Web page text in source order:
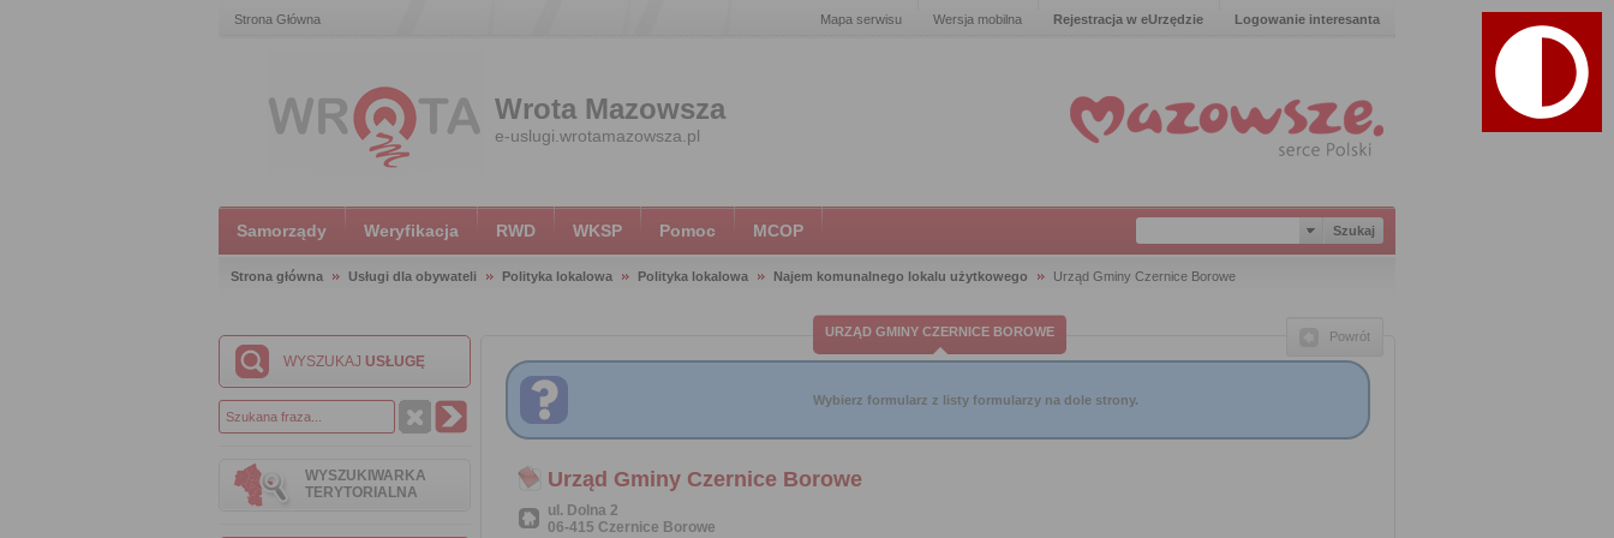
Strona Główna Mapa serwisu Wersja mobilna Rejestracja w eUrzędzie Logowanie interesanta
Wrota Mazowsza
e-uslugi.wrotamazowsza.pl
Samorządy Weryfikacja RWD WKSP Pomoc MCOP
Strona główna Usługi dla obywateli Polityka lokalowa Polityka lokalowa Najem komunalnego lokalu użytkowego Urząd Gminy Czernice Borowe
WYSZUKAJ USŁUGĘ
WYSZUKIWARKA
TERYTORIALNA
URZĄD GMINY CZERNICE BOROWE Powrót
Wybierz formularz z listy formularzy na dole strony.
Urząd Gminy Czernice Borowe
ul. Dolna 2
06-415 Czernice Borowe